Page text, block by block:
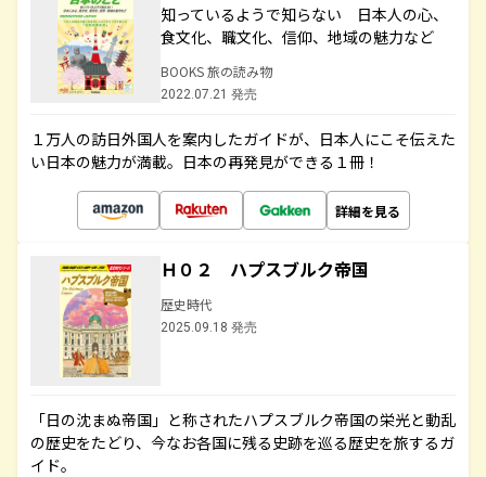
知っているようで知らない 日本人の心、
食文化、職文化、信仰、地域の魅力など
BOOKS 旅の読み物
2022.07.21 発売
１万人の訪日外国人を案内したガイドが、日本人にこそ伝えた
い日本の魅力が満載。日本の再発見ができる１冊！
詳細を見る
Ｈ０２ ハプスブルク帝国
歴史時代
2025.09.18 発売
「日の沈まぬ帝国」と称されたハプスブルク帝国の栄光と動乱
の歴史をたどり、今なお各国に残る史跡を巡る歴史を旅するガ
イド。